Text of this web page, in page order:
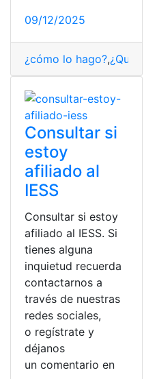
09/12/2025
¿cómo lo hago?,¿Qué es?
Consultar si
estoy
afiliado al
IESS
Consultar si estoy
afiliado al IESS. Si
tienes alguna
inquietud recuerda
contactarnos a
través de nuestras
redes sociales,
o regístrate y
déjanos
un comentario en